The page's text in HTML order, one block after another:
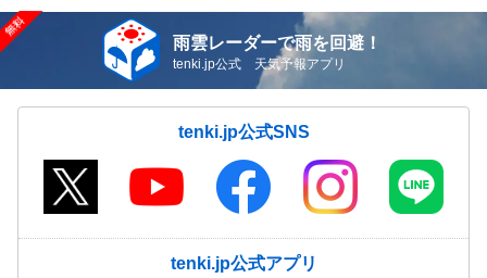
雨雲レーダーで雨を回避！
tenki.jp公式 天気予報アプリ
tenki.jp公式SNS
tenki.jp公式アプリ